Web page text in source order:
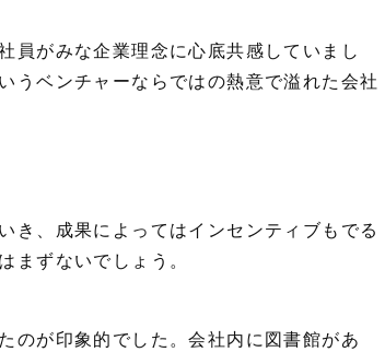
員がみな企業理念に心底共感していまし
うベンチャーならではの熱意で溢れた会社
き、成果によってはインセンティブもでる
まずないでしょう。
のが印象的でした。会社内に図書館があ